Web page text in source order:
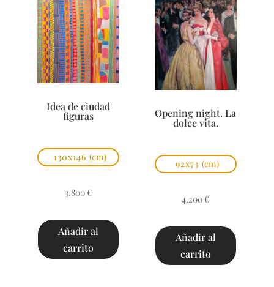
Idea de ciudad
figuras
130x146 (cm)
3.800 €
Añadir al
carrito
Opening night. La
dolce vita.
92x73 (cm)
4.200 €
Añadir al
carrito